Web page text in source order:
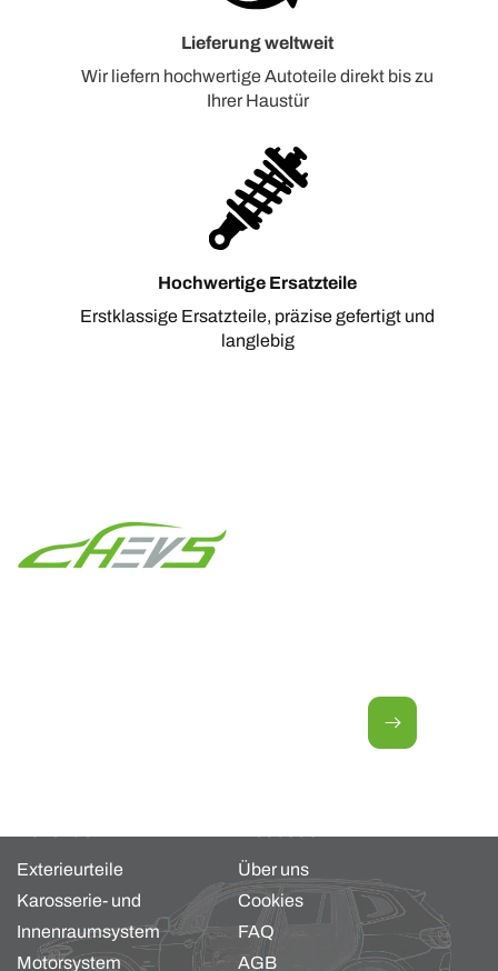
Lieferung weltweit
Wir liefern hochwertige Autoteile direkt bis zu
Ihrer Haustür
Hochwertige Ersatzteile
Erstklassige Ersatzteile, präzise gefertigt und
langlebig
Exterieurteile
Karosserie- und
Innenraumsystem
Motorsystem
Über uns
Cookies
FAQ
AGB